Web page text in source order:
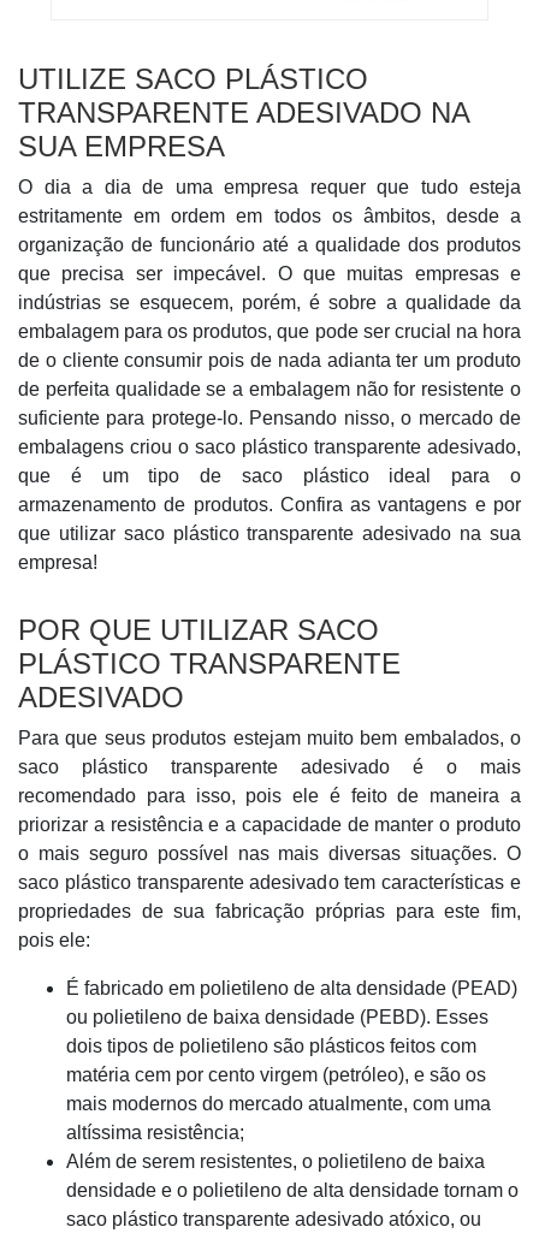
UTILIZE SACO PLÁSTICO
TRANSPARENTE ADESIVADO NA
SUA EMPRESA
O dia a dia de uma empresa requer que tudo esteja
estritamente em ordem em todos os âmbitos, desde a
organização de funcionário até a qualidade dos produtos
que precisa ser impecável. O que muitas empresas e
indústrias se esquecem, porém, é sobre a qualidade da
embalagem para os produtos, que pode ser crucial na hora
de o cliente consumir pois de nada adianta ter um produto
de perfeita qualidade se a embalagem não for resistente o
suficiente para protege-lo. Pensando nisso, o mercado de
embalagens criou o saco plástico transparente adesivado,
que é um tipo de saco plástico ideal para o
armazenamento de produtos. Confira as vantagens e por
que utilizar saco plástico transparente adesivado na sua
empresa!
POR QUE UTILIZAR SACO
PLÁSTICO TRANSPARENTE
ADESIVADO
Para que seus produtos estejam muito bem embalados, o
saco plástico transparente adesivado é o mais
recomendado para isso, pois ele é feito de maneira a
priorizar a resistência e a capacidade de manter o produto
o mais seguro possível nas mais diversas situações. O
saco plástico transparente adesivado tem características e
propriedades de sua fabricação próprias para este fim,
pois ele:
É fabricado em polietileno de alta densidade (PEAD)
ou polietileno de baixa densidade (PEBD). Esses
dois tipos de polietileno são plásticos feitos com
matéria cem por cento virgem (petróleo), e são os
mais modernos do mercado atualmente, com uma
altíssima resistência;
Além de serem resistentes, o polietileno de baixa
densidade e o polietileno de alta densidade tornam o
saco plástico transparente adesivado atóxico, ou